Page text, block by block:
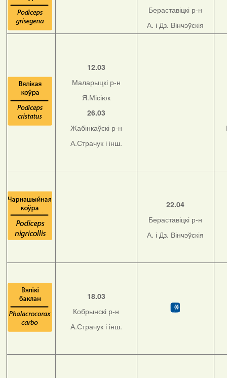
Бераставіцкі р-н
А. і Дз. Вінчэўскія
12.03
Маларыцкі р-н
Я.Місіюк
26.03
Жабінкаўскі р-н
А.Страчук і інш.
22.04
Бераставіцкі р-н
А. і Дз. Вінчэўскія
18.03
Кобрынскі р-н
А.Страчук і інш.